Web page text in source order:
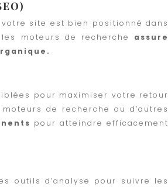
site est bien positionné dans
moteurs de recherche assure
pour maximiser votre retour
de recherche ou d’autres
pour atteindre efficacement
outils d’analyse pour suivre les